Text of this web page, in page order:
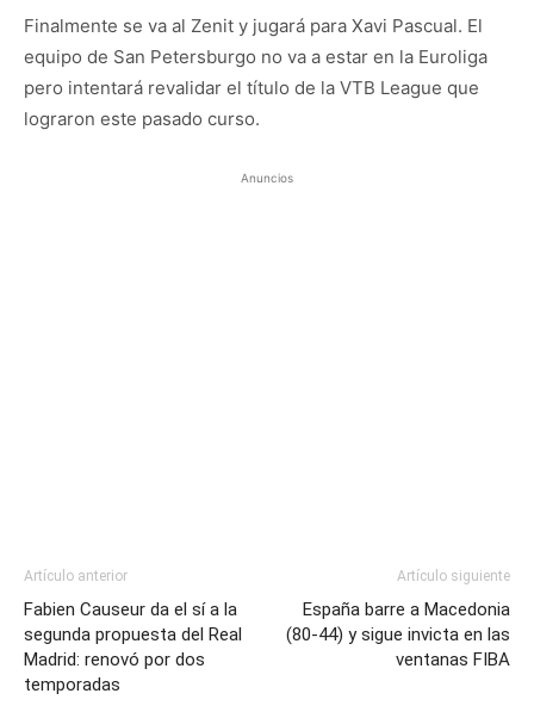
Finalmente se va al Zenit y jugará para Xavi Pascual. El
equipo de San Petersburgo no va a estar en la Euroliga
pero intentará revalidar el título de la VTB League que
lograron este pasado curso.
Anuncios
Artículo anterior
Fabien Causeur da el sí a la
segunda propuesta del Real
Madrid: renovó por dos
temporadas
Artículo siguiente
España barre a Macedonia
(80-44) y sigue invicta en las
ventanas FIBA